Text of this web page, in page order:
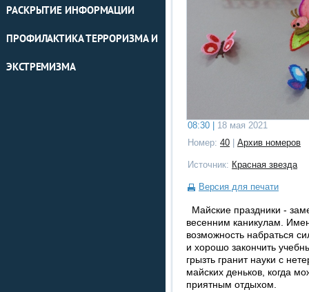
РАСКРЫТИЕ ИНФОРМАЦИИ
ПРОФИЛАКТИКА ТЕРРОРИЗМА И
ЭКСТРЕМИЗМА
08:30 |
18 мая 2021
Номер: 40 Архив номеров
Источник: Красная звезда
Версия для печати
Майские праздники -
весенним каникулам.
возможность набраться
и хорошо закончить
грызть гранит науки с
майских деньков, когда
приятным отдыхом.